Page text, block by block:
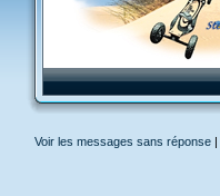
Voir les messages sans réponse|